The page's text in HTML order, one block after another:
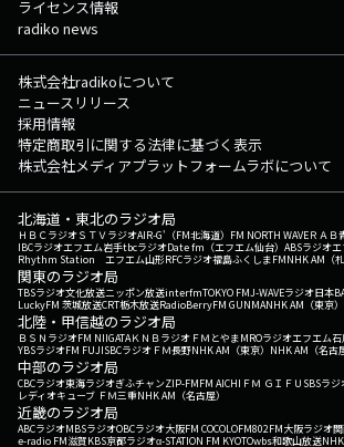
ライセンス情報
radiko news
株式会社radikoについて
ニュースリリース
採用情報
特定商取引に関する法律に基づく表示
株式会社メディアプラットフォームラボについて
北海道・東北のラジオ局
ＨＢＣラジオＳＴＶラジオAIR-G'（FM北海道） FM NORTH WAVEＲＡＢ
IBCラジオエフエム岩手tbcラジオDate fm（エフエム仙台） ABSラジオエ
Rhythm Station エフエム山形RFCラジオ福島ふくしまFMNHK AM（札
関東のラジオ局
TBSラジオ文化放送ニッポン放送interfmTOKYO FMJ-WAVEラジオ日本
LuckyFM 茨城放送CRT栃木放送RadioBerryFM GUNMANHK AM（東京）
北陸・甲信越のラジオ局
ＢＳＮラジオFM NIIGATAＫＮＢラジオ ＦＭとやまMROラジオエフエム石
YBSラジオFM FUJISBCラジオ ＦＭ長野NHK AM（東京） NHK AM（名古
中部のラジオ局
CBCラジオ東海ラジオぎふチャンZIP-FMFM AICHI ＦＭ ＧＩＦＵ SBSラジ
レディオキューブ ＦＭ三重NHK AM（名古屋）
近畿のラジオ局
ABCラジオMBSラジオOBCラジオ大阪FM COCOLOFM802FM大阪ラジオ
e-radio FM滋賀KBS京都ラジオα-STATION FM KYOTOwbs和歌山放送